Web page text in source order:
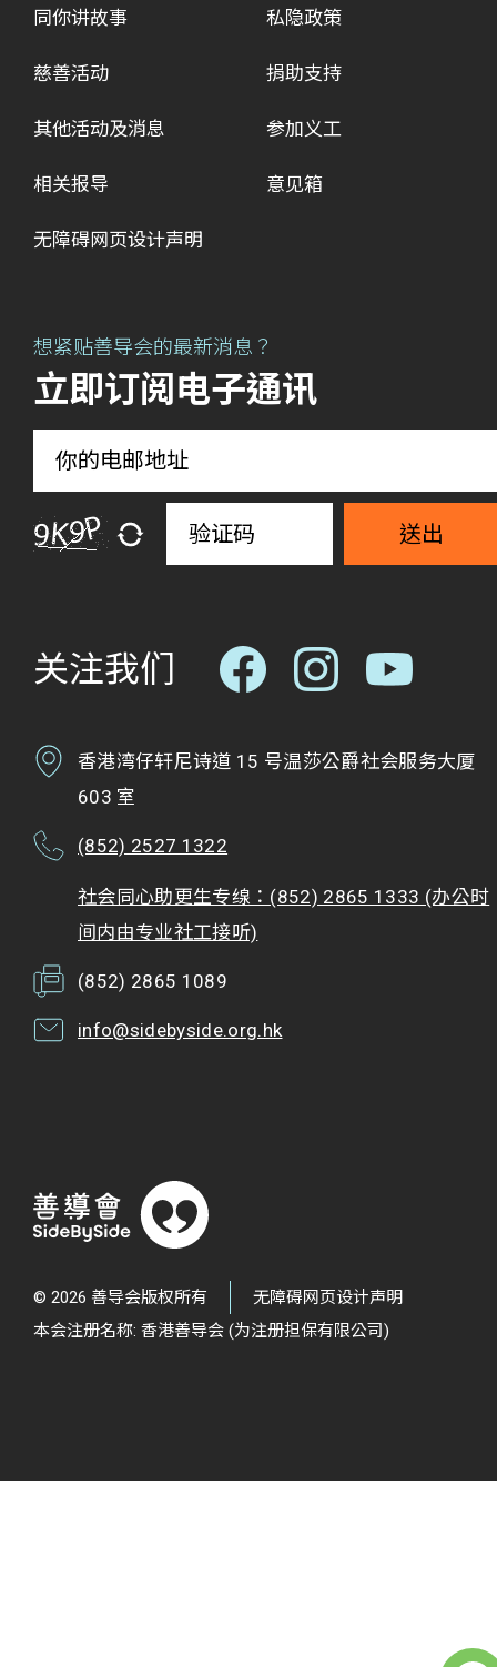
同你讲故事
慈善活动
其他活动及消息
相关报导
私隐政策
捐助支持
参加义工
意见箱
无障碍网页设计声明
想紧贴善导会的最新消息？
立即订阅电子通讯
送出
关注我们
香港湾仔轩尼诗道 15 号温莎公爵社会服务大厦
603 室
(852) 2527 1322
社会同心助更生专缐：(852) 2865 1333 (办公时
间内由专业社工接听)
(852) 2865 1089
info@sidebyside.org.hk
© 2026 善导会版权所有
无障碍网页设计声明
本会注册名称: 香港善导会 (为注册担保有限公司)